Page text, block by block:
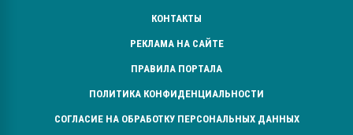
КОНТАКТЫ
РЕКЛАМА НА САЙТЕ
ПРАВИЛА ПОРТАЛА
ПОЛИТИКА КОНФИДЕНЦИАЛЬНОСТИ
СОГЛАСИЕ НА ОБРАБОТКУ ПЕРСОНАЛЬНЫХ ДАННЫХ